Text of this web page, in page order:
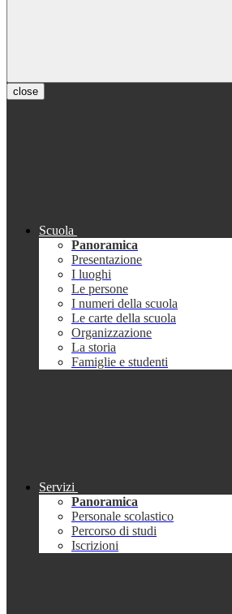
close
Scuola
Panoramica
Presentazione
I luoghi
Le persone
I numeri della scuola
Le carte della scuola
Organizzazione
La storia
Famiglie e studenti
Servizi
Panoramica
Personale scolastico
Percorso di studi
Iscrizioni